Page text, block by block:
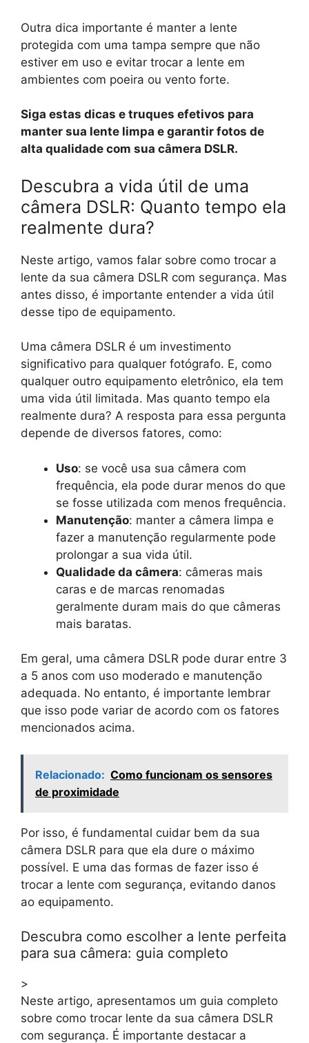
Outra dica importante é manter a lente
protegida com uma tampa sempre que não
estiver em uso e evitar trocar a lente em
ambientes com poeira ou vento forte.
Siga estas dicas e truques efetivos para
manter sua lente limpa e garantir fotos de
alta qualidade com sua câmera DSLR.
Descubra a vida útil de uma
câmera DSLR: Quanto tempo ela
realmente dura?
Neste artigo, vamos falar sobre como trocar a
lente da sua câmera DSLR com segurança. Mas
antes disso, é importante entender a vida útil
desse tipo de equipamento.
Uma câmera DSLR é um investimento
significativo para qualquer fotógrafo. E, como
qualquer outro equipamento eletrônico, ela tem
uma vida útil limitada. Mas quanto tempo ela
realmente dura? A resposta para essa pergunta
depende de diversos fatores, como:
Uso: se você usa sua câmera com
frequência, ela pode durar menos do que
se fosse utilizada com menos frequência.
Manutenção: manter a câmera limpa e
fazer a manutenção regularmente pode
prolongar a sua vida útil.
Qualidade da câmera: câmeras mais
caras e de marcas renomadas
geralmente duram mais do que câmeras
mais baratas.
Em geral, uma câmera DSLR pode durar entre 3
a 5 anos com uso moderado e manutenção
adequada. No entanto, é importante lembrar
que isso pode variar de acordo com os fatores
mencionados acima.
Relacionado: Como funcionam os sensores
de proximidade
Por isso, é fundamental cuidar bem da sua
câmera DSLR para que ela dure o máximo
possível. E uma das formas de fazer isso é
trocar a lente com segurança, evitando danos
ao equipamento.
Descubra como escolher a lente perfeita
para sua câmera: guia completo
>
Neste artigo, apresentamos um guia completo
sobre como trocar lente da sua câmera DSLR
com segurança. É importante destacar a